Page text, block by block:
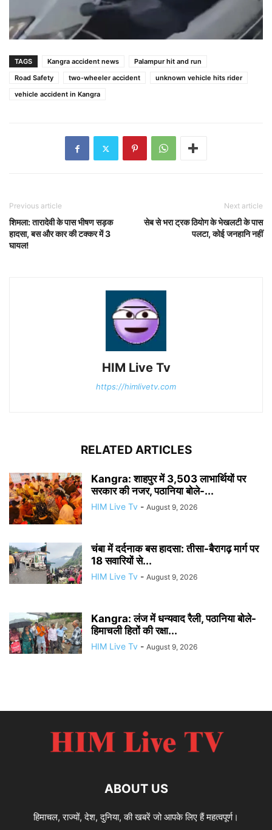
TAGS Kangra accident news
Palampur hit and run
Road Safety
two-wheeler accident
unknown vehicle hits rider
vehicle accident in Kangra
Previous article
शिमला: तारादेवी के पास भीषण सड़क
हादसा, बस और कार की टक्कर में 3
घायल!
Next article
सेब से भरा ट्रक ठियोग के भेखलटी के पास
पलटा, कोई जनहानि नहीं
HIM Live Tv
https://himlivetv.com
RELATED ARTICLES
Kangra: शाहपुर में 3,503 लाभार्थियों पर
सरकार की नजर, पठानिया बोले-...
HIM Live Tv - August 9, 2026
चंबा में दर्दनाक बस हादसा: तीसा-बैरागढ़ मार्ग पर
18 सवारियों से...
HIM Live Tv - August 9, 2026
Kangra: लंज में धन्यवाद रैली, पठानिया बोले-
हिमाचली हितों की रक्षा...
HIM Live Tv - August 9, 2026
ABOUT US
हिमाचल, राज्यों, देश, दुनिया, की खबरें जो आपके लिए हैं महत्वपूर्ण।